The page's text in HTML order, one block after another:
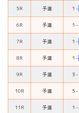
5R 予選 １ –
6R 予選 １ –
7R 予選 １ –
8R 予選 １ –
9R 予選 ３ –
10R 予選 ５ –
11R 予選 １ –